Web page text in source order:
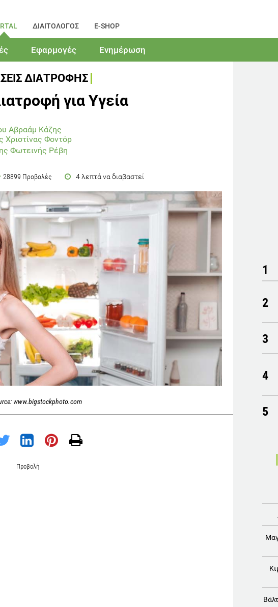
ΔΙΑΙΤΟΛΟΓΟΣ E-SHOP
Εφαρμογές Ενημέρωση
ΔΙΑΤΡΟΦΗΣ
για Υγεία
Αβραάμ Κάζης
Χριστίνας Φοντόρ
Φωτεινής Ρέβη
28899 Προβολές 4 λεπτά να διαβαστεί
www.bigstockphoto.com
Προβολή
1
2
3
4
5